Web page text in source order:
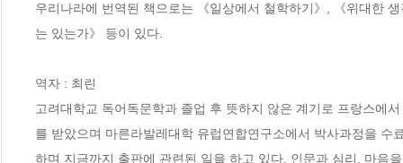
우리나라에 번역된 책으로는 《일상에서 철학하기》, 《위대한
는 있는가》 등이 있다.
역자 : 최린
고려대학교 독어독문학과 졸업 후 뜻하지 않은 계기로 프랑스에
를 받았으며 마른라발레대학 유럽연합연구소에서 박사과정을
하며 지금까지 출판에 관련된 일을 하고 있다. 인문과 심리, 마음